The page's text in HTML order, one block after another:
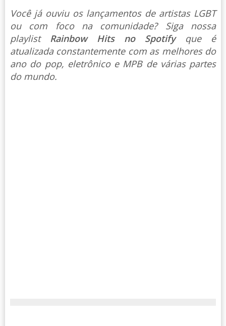
Você já ouviu os lançamentos de artistas LGBT
ou com foco na comunidade? Siga nossa
playlist Rainbow Hits no Spotify que é
atualizada constantemente com as melhores do
ano do pop, eletrônico e MPB de várias partes
do mundo.